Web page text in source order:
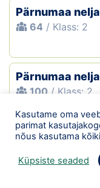
Pärnumaa
64 / Klass: 2
Pärnumaa
100 / Klass: 2
Pärnumaa
88/ Klass: 2
Kasutame oma
parimat
nõus kasutama
Küpsiste seaded